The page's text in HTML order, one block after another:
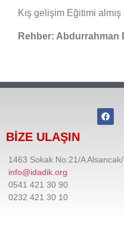
Kış gelişim Eğitimi
Rehber: Abdurrahman
BİZE ULAŞIN
1463 Sokak No:21/A
info@idadik.org
0541 421 30 90
0232 421 30 10